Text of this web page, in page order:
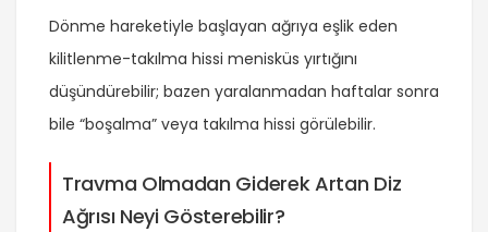
Dönme hareketiyle başlayan ağrıya eşlik eden
kilitlenme-takılma hissi menisküs yırtığını
düşündürebilir; bazen yaralanmadan haftalar sonra
bile “boşalma” veya takılma hissi görülebilir.
Travma Olmadan Giderek Artan Diz
Ağrısı Neyi Gösterebilir?